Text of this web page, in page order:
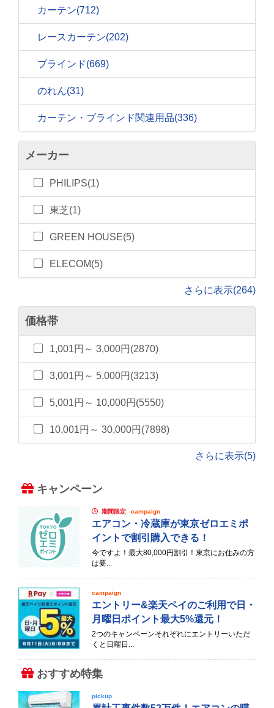
カーテン(712)
レースカーテン(202)
ブラインド(669)
のれん(31)
カーテン・ブラインド関連用品(336)
メーカー
PHILIPS(1)
東芝(1)
GREEN HOUSE(5)
ELECOM(5)
さらに表示(264)
価格帯
1,001円～ 3,000円(2870)
3,001円～ 5,000円(3213)
5,001円～ 10,000円(5550)
10,001円～ 30,000円(7898)
さらに表示(5)
キャンペーン
期間限定 campaign
エアコン・冷蔵庫が東京ゼロエミポ
イントで割引購入できる！
今ですよ！最大80,000円割引！東京にお住みの方
は要...
campaign
エントリー&楽天ペイのご利用で日・
月曜日ポイント最大5%還元！
2つのキャンペーンそれぞれにエントリーいただ
くと日曜日...
おすすめ特集
pickup